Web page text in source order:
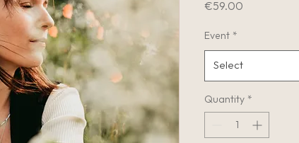
€59.00
Event *
Select
Quantity *